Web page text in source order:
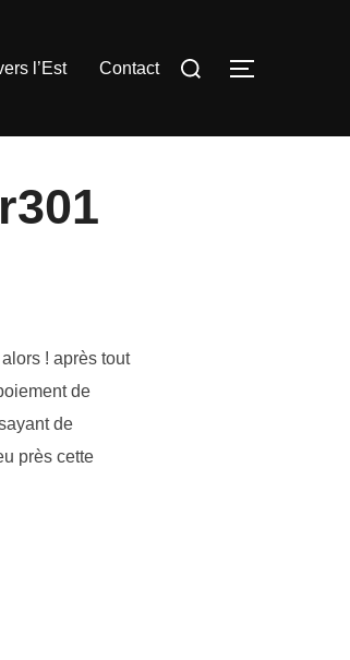
l’Est Contact
Rechercher :
! après tout
de
de
près cette